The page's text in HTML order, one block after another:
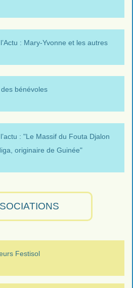
: Mary-Yvonne et les autres
bénévoles
: "Le Massif du Fouta Djalon
originaire de Guinée"
Festisol